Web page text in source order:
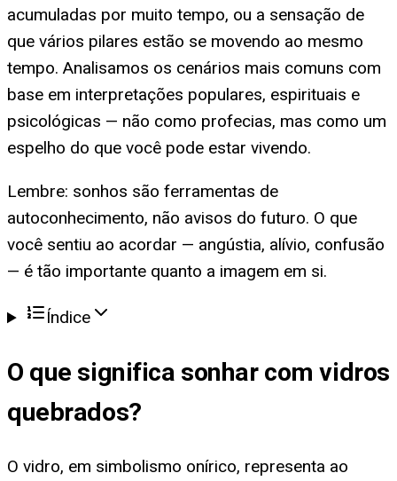
acumuladas por muito tempo, ou a sensação de
que vários pilares estão se movendo ao mesmo
tempo. Analisamos os cenários mais comuns com
base em interpretações populares, espirituais e
psicológicas — não como profecias, mas como um
espelho do que você pode estar vivendo.
Lembre: sonhos são ferramentas de
autoconhecimento, não avisos do futuro. O que
você sentiu ao acordar — angústia, alívio, confusão
— é tão importante quanto a imagem em si.
Índice
O que significa sonhar com vidros
quebrados?
O vidro, em simbolismo onírico, representa ao